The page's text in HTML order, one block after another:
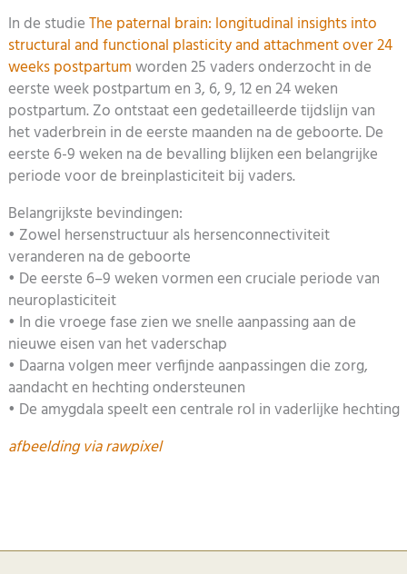
In de studieThe paternal brain: longitudinal insights into
structural and functional plasticity and attachment over 24
weeks postpartumworden 25 vaders onderzocht in de
eerste week postpartum en 3, 6, 9, 12 en 24 weken
postpartum. Zo ontstaat een gedetailleerde tijdslijn van
het vaderbrein in de eerste maanden na de geboorte. De
eerste 6-9 weken na de bevalling blijken een belangrijke
periode voor de breinplasticiteit bij vaders.
Belangrijkste bevindingen:
• Zowel hersenstructuur als hersenconnectiviteit
veranderen na de geboorte
• De eerste 6–9 weken vormen een cruciale periode van
neuroplasticiteit
• In die vroege fase zien we snelle aanpassing aan de
nieuwe eisen van het vaderschap
• Daarna volgen meer verfijnde aanpassingen die zorg,
aandacht en hechting ondersteunen
• De amygdala speelt een centrale rol in vaderlijke hechting
afbeelding via rawpixel